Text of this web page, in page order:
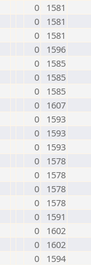
0
1581
0
1581
0
1581
0
1596
0
1585
0
1585
0
1585
0
1607
0
1593
0
1593
0
1593
0
1578
0
1578
0
1578
0
1578
0
1591
0
1602
0
1602
0
1594